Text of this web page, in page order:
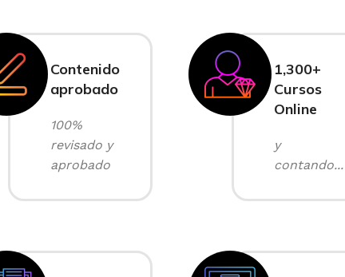
Contenido
aprobado
100%
revisado y
aprobado
1,300+
Cursos
Online
y
contando...